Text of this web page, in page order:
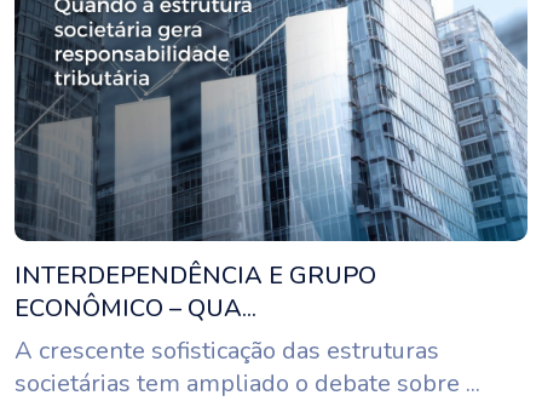
INTERDEPENDÊNCIA E GRUPO
ECONÔMICO – QUA...
A crescente sofisticação das estruturas
societárias tem ampliado o debate sobre ...